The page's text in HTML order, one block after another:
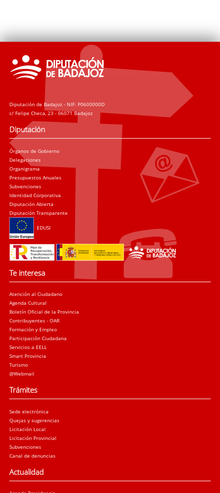
Diputación de Badajoz - NIF: P0600000D
c/ Felipe Checa, 23 - 06071 Badajoz
Diputación
Órganos de Gobierno
Delegaciones
Organigrama
Presupuestos Anuales
Subvenciones
Identidad Corporativa
Diputación Abierta
Diputación Transparente
EDUSI
Te interesa
Atención al Ciudadano
Agenda Cultural
Boletín Oficial de la Provincia
Contribuyentes - OAR
Formación y Empleo
Participación Ciudadana
Servicios a EELL
Smart Provincia
Turismo
@Webmail
Trámites
Sede electrónica
Quejas y sugerencias
Licitación Local
Licitación Provincial
Subvenciones
Canal de denuncias
Actualidad